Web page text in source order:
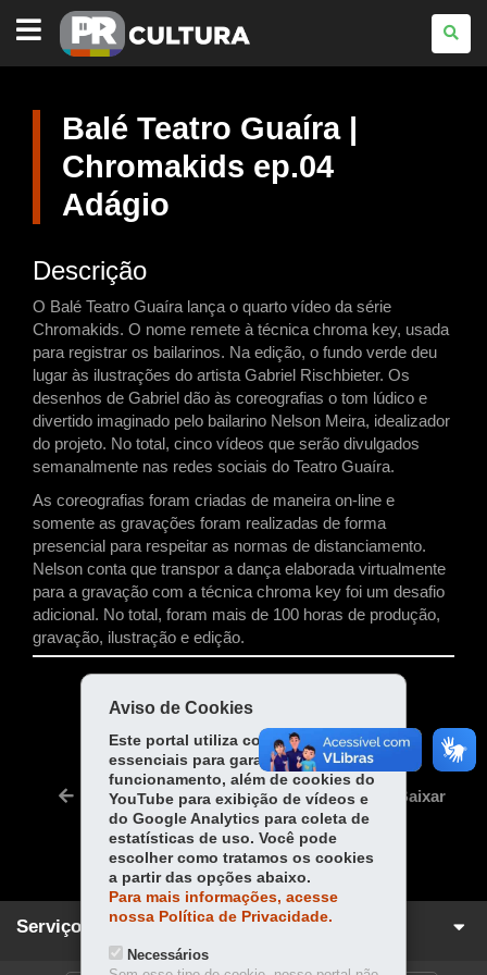
PARANÁ
CULTURA
Balé Teatro Guaíra |
Chromakids ep.04
Adágio
Descrição
O Balé Teatro Guaíra lança o quarto vídeo da série
Chromakids. O nome remete à técnica chroma key, usada
para registrar os bailarinos. Na edição, o fundo verde deu
lugar às ilustrações do artista Gabriel Rischbieter. Os
desenhos de Gabriel dão às coreografias o tom lúdico e
divertido imaginado pelo bailarino Nelson Meira, idealizador
do projeto. No total, cinco vídeos que serão divulgados
semanalmente nas redes sociais do Teatro Guaíra.
As coreografias foram criadas de maneira on-line e
somente as gravações foram realizadas de forma
presencial para respeitar as normas de distanciamento.
Nelson conta que transpor a dança elaborada virtualmente
para a gravação com a técnica chroma key foi um desafio
adicional. No total, foram mais de 100 horas de produção,
gravação, ilustração e edição.
COMPARTILHE:
Fa
ce
bo
ok
Tw
itt
er
W
ha
ts
Ap
p
Voltar Início Imprimir Baixar
Serviços para você!
Aviso de Cookies
Este portal utiliza cookies
essenciais para garantir seu
funcionamento, além de cookies do
YouTube para exibição de vídeos e
do Google Analytics para coleta de
estatísticas de uso. Você pode
escolher como tratamos os cookies
a partir das opções abaixo.
Para mais informações, acesse
nossa Política de Privacidade.
Necessários